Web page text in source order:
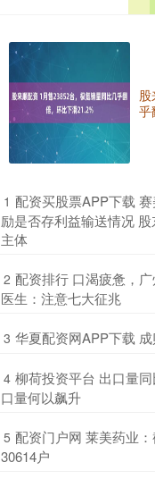
乎
1 配资买股票APP下载
励是否存利益输送情况
主体
2 配资排行 口渴疲惫，
医生：注意七大征兆
3 华夏配资网APP下载
4 柳荷投资平台 出口量
口量何以飙升
5 配资门户网 莱美药业
30614户